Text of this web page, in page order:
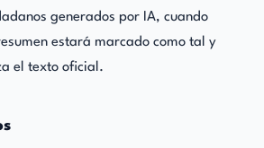
generados por IA, cuando
estará marcado como tal y
el texto oficial.